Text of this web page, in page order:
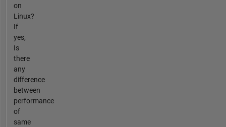
on
Linux?
If
yes,
Is
there
any
difference
between
performance
of
same